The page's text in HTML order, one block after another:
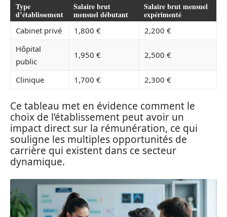
Type
d’établissement
Salaire brut
mensuel débutant
Salaire brut mensuel
expérimenté
Cabinet privé 1,800 €
2,200 €
Hôpital
public
1,950 € 2,500 €
Clinique 1,700 € 2,300 €
Ce tableau met en évidence comment le
choix de l’établissement peut avoir un
impact direct sur la rémunération, ce qui
souligne les multiples opportunités de
carrière qui existent dans ce secteur
dynamique.